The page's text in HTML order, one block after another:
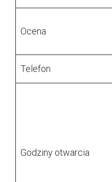
Ocena
Telefon
Godziny otwarcia